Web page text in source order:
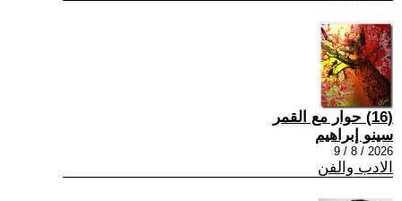
(16) حوار مع القمر
سينو إبراهيم
2026 / 8 / 9
الادب والفن